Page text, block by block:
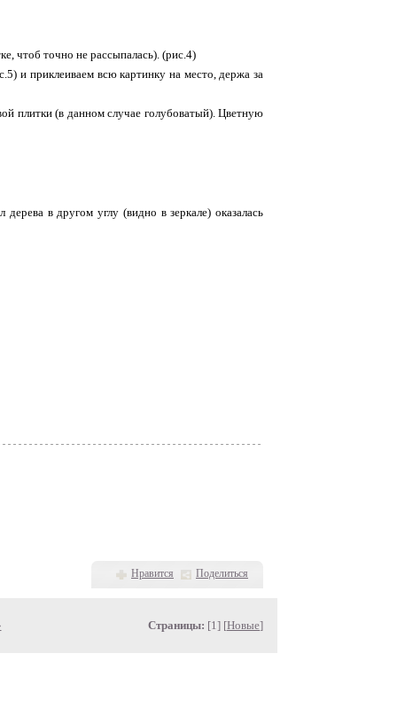
чтоб точно не рассыпалась). (рис.4)
и приклеиваем всю картинку на место, держа за
плитки (в данном случае голубоватый). Цветную
в другом углу (видно в зеркале) оказалась
Нравится Поделиться
Страницы: [1] [Новые]